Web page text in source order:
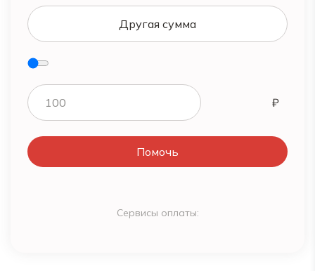
Помочь
Другая сумма
Сервисы оплаты: